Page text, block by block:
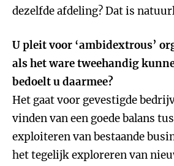
dezelfde afdeling? Dat is
U pleit voor ‘ambidextrous’
als het ware tweehandig
bedoelt u daarmee?
Het gaat voor gevestigde
vinden van een goede balans
exploiteren van bestaande
het tegelijk exploreren van